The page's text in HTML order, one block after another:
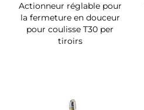
Actionneur réglable pour
la fermeture en douceur
pour coulisse T30 per
tiroirs